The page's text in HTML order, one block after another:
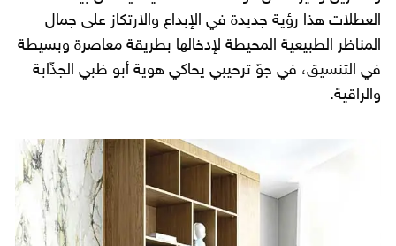
العطلات هذا رؤية جديدة في الإبداع والارتكاز على جمال
المناظر الطبيعية المحيطة لإدخالها بطريقة معاصرة وبسيطة
في التنسيق، في جوّ ترحيبي يحاكي هوية أبو ظبي الجذّابة
والراقية.